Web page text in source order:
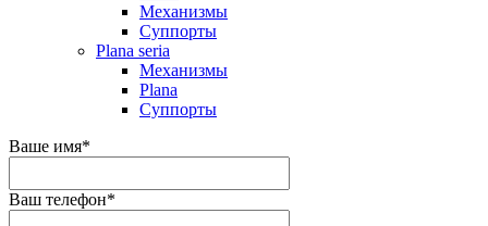
Механизмы
Суппорты
Plana seria
Механизмы
Plana
Суппорты
Ваше имя*
Ваш телефон*